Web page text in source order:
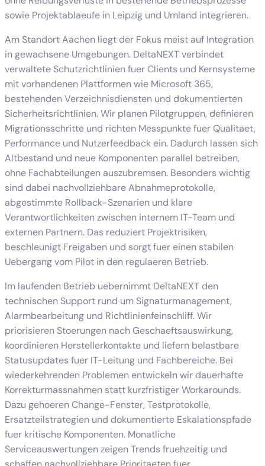
sowie Projektablaeufe in Leipzig und Umland integrieren.
Am Standort Aachen liegt der Fokus meist auf Integration
in gewachsene Umgebungen. DeltaNEXT verbindet
verwaltete Schutzrichtlinien fuer Clients und Kernsysteme
mit vorhandenen Plattformen wie Microsoft 365,
bestehenden Verzeichnisdiensten und dokumentierten
Sicherheitsrichtlinien. Wir planen Pilotgruppen, definieren
Migrationsschritte und richten Messpunkte fuer Qualitaet,
Performance und Nutzerfeedback ein. Dadurch lassen sich
Altbestand und neue Komponenten parallel betreiben,
ohne Fachabteilungen auszubremsen. Besonders wichtig
sind dabei nachvollziehbare Abnahmeprotokolle,
abgestimmte Rollback-Szenarien und klare
Verantwortlichkeiten zwischen internem IT-Team und
externen Partnern. Das reduziert Projektrisiken,
beschleunigt Freigaben und sorgt fuer einen stabilen
Uebergang vom Pilot in den regulaeren Betrieb.
Im laufenden Betrieb uebernimmt DeltaNEXT den
technischen Support rund um Signaturmanagement,
Alarmbearbeitung und Richtlinienfeinschliff. Wir
priorisieren Stoerungen nach Geschaeftsauswirkung,
koordinieren Herstellerkontakte und liefern belastbare
Statusupdates fuer IT-Leitung und Fachbereiche. Bei
wiederkehrenden Problemen entwickeln wir dauerhafte
Korrekturmassnahmen statt kurzfristiger Workarounds.
Dazu gehoeren Change-Fenster, Testprotokolle,
Ersatzteilstrategien und dokumentierte Eskalationspfade
fuer kritische Komponenten. Monatliche
Serviceauswertungen zeigen Trends fruehzeitig und